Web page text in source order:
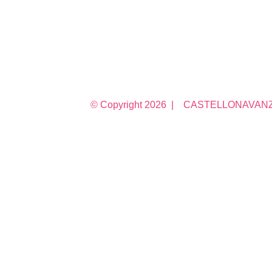
© Copyright 2026 |